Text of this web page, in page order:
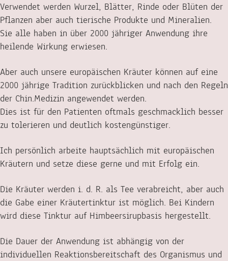
Verwendet werden Wurzel, Blätter, Rinde oder Blüten der
Pflanzen aber auch tierische Produkte und Mineralien.
Sie alle haben in über 2000 jähriger Anwendung ihre
heilende Wirkung erwiesen.
Aber auch unsere europäischen Kräuter können auf eine
2000 jährige Tradition zurückblicken und nach den Regeln
der Chin.Medizin angewendet werden.
Dies ist für den Patienten oftmals geschmacklich besser
zu tolerieren und deutlich kostengünstiger.
Ich persönlich arbeite hauptsächlich mit europäischen
Kräutern und setze diese gerne und mit Erfolg ein.
Die Kräuter werden i. d. R. als Tee verabreicht, aber auch
die Gabe einer Kräutertinktur ist möglich. Bei Kindern
wird diese Tinktur auf Himbeersirupbasis hergestellt.
Die Dauer der Anwendung ist abhängig von der
individuellen Reaktionsbereitschaft des Organismus und